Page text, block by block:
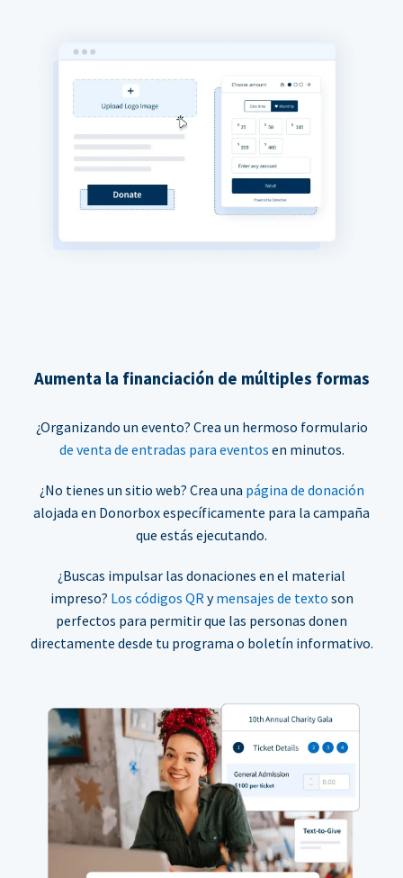
Aumenta la financiación de múltiples formas
¿Organizando un evento? Crea un hermoso formulario
de venta de entradas para eventos en minutos.
¿No tienes un sitio web? Crea una página de donación
alojada en Donorbox específicamente para la campaña
que estás ejecutando.
¿Buscas impulsar las donaciones en el material
impreso? Los códigos QRymensajes de texto son
perfectos para permitir que las personas donen
directamente desde tu programa o boletín informativo.